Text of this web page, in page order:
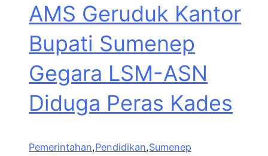
AMS Geruduk Kantor
Bupati Sumenep
Gegara LSM-ASN
Diduga Peras Kades
Pemerintahan,Pendidikan,Sumenep